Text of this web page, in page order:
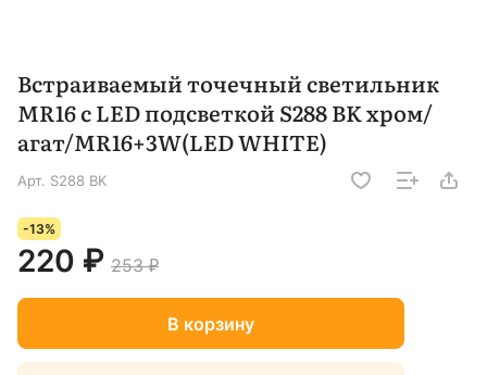
Встраиваемый точечный светильник
MR16 с LED подсветкой S288 BK хром/
агат/MR16+3W(LED WHITE)
Арт. S288 BK
-13%
220 ₽ 253 ₽
В корзину